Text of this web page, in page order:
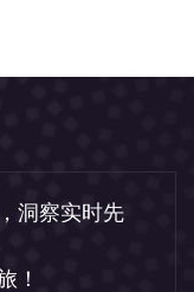
洞察实时先
！